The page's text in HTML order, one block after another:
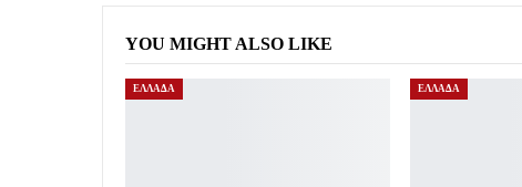
YOU MIGHT ALSO LIKE
ΕΛΛΑΔΑ ΕΛΛΑΔΑ